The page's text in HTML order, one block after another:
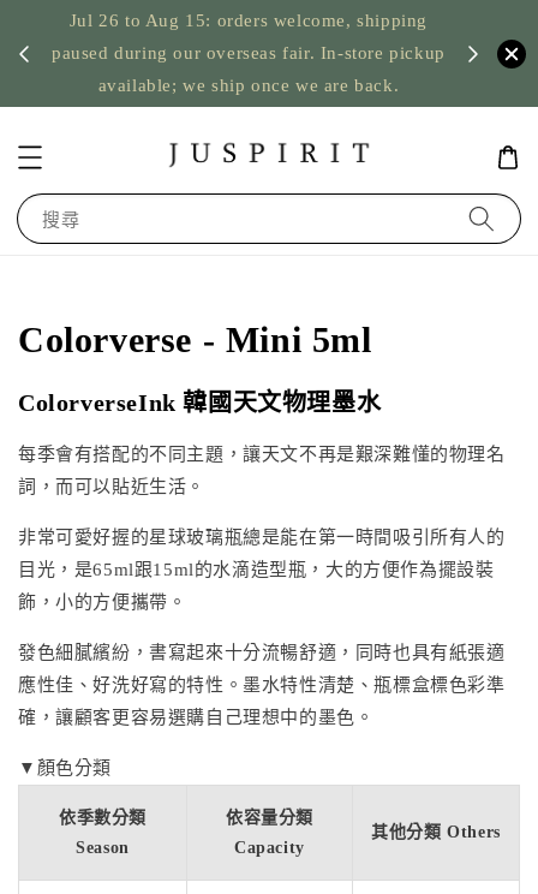
US orders: taxes prepaid up to USD 2,500,
nothing to pay on delivery
台灣筆
搜尋
Colorverse - Mini 5ml
ColorverseInk 韓國天文物理墨水
每季會有搭配的不同主題，讓天文不再是艱深難懂的物理名
詞，而可以貼近生活。
非常可愛好握的星球玻璃瓶總是能在第一時間吸引所有人的
目光，是65ml跟15ml的水滴造型瓶，大的方便作為擺設裝
飾，小的方便攜帶。
發色細膩繽紛，書寫起來十分流暢舒適，同時也具有紙張適
應性佳、好洗好寫的特性。墨水特性清楚、瓶標盒標色彩準
確，讓顧客更容易選購自己理想中的墨色。
依季數分類
Season
依容量分類
Capacity
其他分類 Others
▼顏色分類